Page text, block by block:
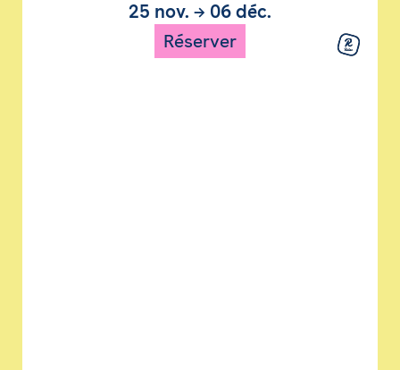
25 nov. → 06 déc.
Réserver